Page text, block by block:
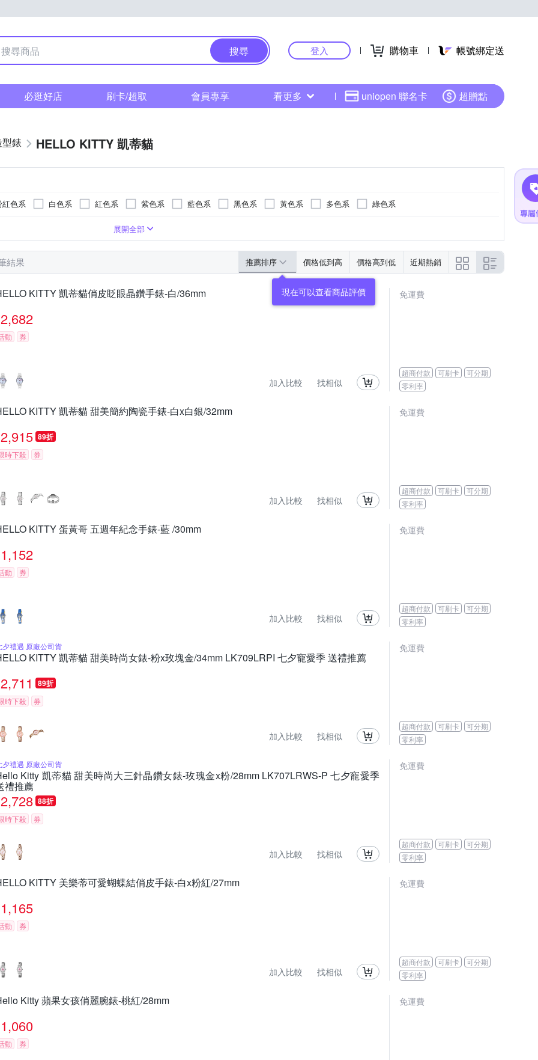
搜尋 登入 購物車 帳號綁定送
必逛好店 刷卡/超取 會員專享 看更多 uniopen 聯名卡 超贈點
錶 HELLO KITTY 凱蒂貓
紅色系 白色系 紅色系 紫色系 藍色系 黑色系 黃色系 多色系
綠色系
紅色系
蝴蝶釦
陶瓷錶帶 橡膠/塑膠/矽膠/樹脂錶帶
藍寶石水晶鏡面
展開全部
結果 推薦排序 價格低到高 價格高到低 近期熱銷
KITTY 凱蒂貓俏皮眨眼晶鑽手錶-白/36mm
2,682
動 券
加入比較 找相似
免運費
超商付款 可刷卡
可分期
零利率
KITTY 凱蒂貓 甜美簡約陶瓷手錶-白x白銀/32mm
2,915 89折
時下殺 券
加入比較 找相似
免運費
超商付款 可刷卡
可分期
零利率
KITTY 蛋黃哥 五週年紀念手錶-藍 /30mm
1,152
動 券
加入比較 找相似
免運費
超商付款 可刷卡
可分期
零利率
夕禮遇 原廠公司貨
KITTY 凱蒂貓 甜美時尚女錶-粉x玫塊金/34mm LK709LRPI 七夕寵愛季 送禮推薦
2,711 89折
時下殺 券
加入比較 找相似
免運費
超商付款 可刷卡
可分期
零利率
夕禮遇 原廠公司貨
Kitty 凱蒂貓 甜美時尚大三針晶鑽女錶-玫瑰金x粉/28mm LK707LRWS-P 七夕寵愛季
禮推薦
2,728 88折
時下殺 券
加入比較 找相似
免運費
超商付款 可刷卡
可分期
零利率
KITTY 美樂蒂可愛蝴蝶結俏皮手錶-白x粉紅/27mm
1,165
動 券
加入比較 找相似
免運費
超商付款 可刷卡
可分期
零利率
Kitty 蘋果女孩俏麗腕錶-桃紅/28mm
1,060
動 券
免運費